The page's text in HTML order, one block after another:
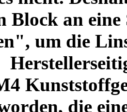
Block an eine
um die
die